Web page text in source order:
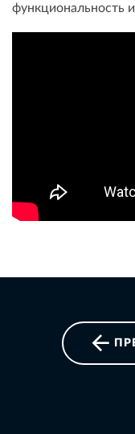
функциональность